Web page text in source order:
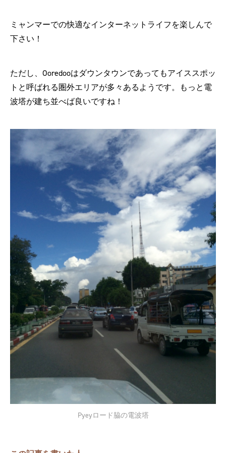
ミャンマーでの快適なインターネットライフを楽しんで
下さい！
ただし、Ooredooはダウンタウンであってもアイススポッ
トと呼ばれる圏外エリアが多々あるようです。もっと電
波塔が建ち並べば良いですね！
Pyeyロード脇の電波塔